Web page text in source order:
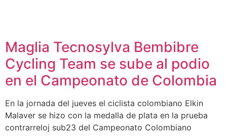
Maglia Tecnosylva Bembibre
Cycling Team se sube al podio
en el Campeonato de Colombia
En la jornada del jueves el ciclista colombiano Elkin
Malaver se hizo con la medalla de plata en la prueba
contrarreloj sub23 del Campeonato Colombiano